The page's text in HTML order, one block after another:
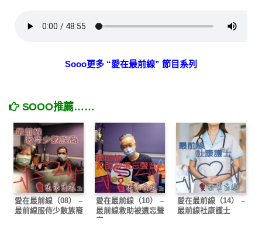
Sooo更多 “愛在最前線” 節目系列
SOOO推薦……
愛在最前線（08） –
最前線服侍少數族裔
愛在最前線（10） –
最前線救助被遺忘聲
音
愛在最前線（14） –
最前線社康護士